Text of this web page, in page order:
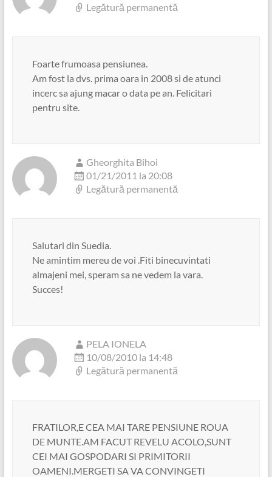
Legătură permanentă
Foarte frumoasa pensiunea.
Am fost la dvs. prima oara in 2008 si de atunci
incerc sa ajung macar o data pe an. Felicitari
pentru site.
Gheorghita Bihoi
01/21/2011 la 20:08
Legătură permanentă
Salutari din Suedia.
Ne amintim mereu de voi .Fiti binecuvintati
almajeni mei, speram sa ne vedem la vara.
Succes!
PELA IONELA
10/08/2010 la 14:48
Legătură permanentă
FRATILOR,E CEA MAI TARE PENSIUNE ROUA
DE MUNTE.AM FACUT REVELU ACOLO,SUNT
CEI MAI GOSPODARI SI PRIMITORII
OAMENI.MERGETI SA VA CONVINGETI